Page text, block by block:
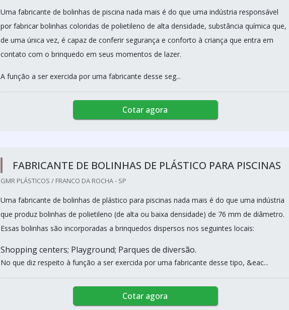
Uma fabricante de bolinhas de piscina nada mais é do que uma indústria responsável
por fabricar bolinhas coloridas de polietileno de alta densidade, substância química que,
de uma única vez, é capaz de conferir segurança e conforto à criança que entra em
contato com o brinquedo em seus momentos de lazer.
A função a ser exercida por uma fabricante desse seg...
Cotar agora
FABRICANTE DE BOLINHAS DE PLÁSTICO PARA PISCINAS
GMR PLÁSTICOS / FRANCO DA ROCHA - SP
Uma fabricante de bolinhas de plástico para piscinas nada mais é do que uma indústria
que produz bolinhas de polietileno (de alta ou baixa densidade) de 76 mm de diâmetro.
Essas bolinhas são incorporadas a brinquedos dispersos nos seguintes locais:
Shopping centers; Playground; Parques de diversão.
No que diz respeito à função a ser exercida por uma fabricante desse tipo, &eac...
Cotar agora